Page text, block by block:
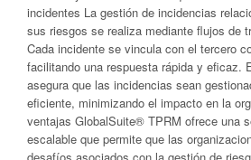
incidentes La gestión de incidencias
sus riesgos se realiza mediante flujos de
Cada incidente se vincula con el tercero
facilitando una respuesta rápida y eficaz.
asegura que las incidencias sean
eficiente, minimizando el impacto en la
ventajas GlobalSuite® TPRM ofrece una
escalable que permite que las